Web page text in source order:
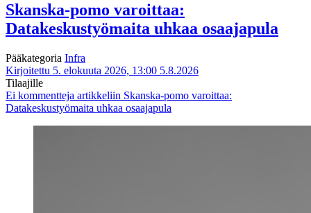
Skanska-pomo varoittaa:
Datakeskustyömaita uhkaa osaajapula
Pääkategoria Infra
Kirjoitettu 5. elokuuta 2026, 13:00 5.8.2026
Tilaajille
Ei kommentteja artikkeliin Skanska-pomo varoittaa:
Datakeskustyömaita uhkaa osaajapula